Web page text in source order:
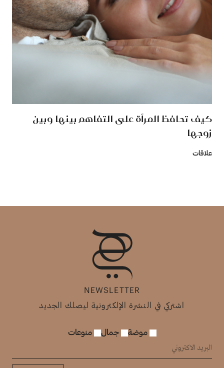
كيف تحافظ المرأة على التفاهم بينها وبين
زوجها
علاقات
NEWSLETTER
اشتركي في النشرة الإلكترونية ليصلك الجديد
موضة جمال منوعات